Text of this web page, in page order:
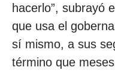
hacerlo”, subrayó
que usa el
sí mismo, a sus
término que